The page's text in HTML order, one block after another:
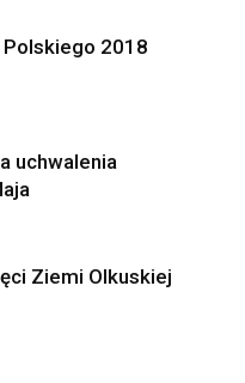
2018
uchwalenia
Ziemi Olkuskiej